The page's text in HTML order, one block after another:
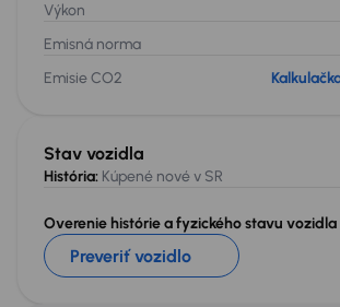
Stav vozidla
História: Kúpené nové v SR
Overenie histórie a fyzického stavu vozidla
Preveriť vozidlo
Výkon
Emisná norma
Emisie CO2